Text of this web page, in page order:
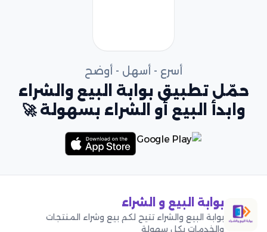
أسرع - أسهل - أوضح
حمّل تطبيق بوابة البيع والشراء
وابدأ البيع أو الشراء بسهولة 🚀
بوابة البيع و الشراء
بوابة البيع والشراء تتيح لكم بيع وشراء المنتجات
والخدمات بكل سهولة